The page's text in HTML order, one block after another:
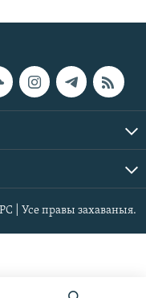
| Усе правы захаваныя.